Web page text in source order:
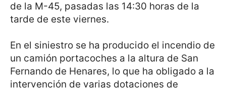
de la M-45, pasadas las 14:30 horas de la
tarde de este viernes.
En el siniestro se ha producido el incendio de
un camión portacoches a la altura de San
Fernando de Henares, lo que ha obligado a la
intervención de varias dotaciones de